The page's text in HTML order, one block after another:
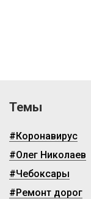
Темы
#Коронавирус
#Олег Николаев
#Чебоксары
#Ремонт дорог